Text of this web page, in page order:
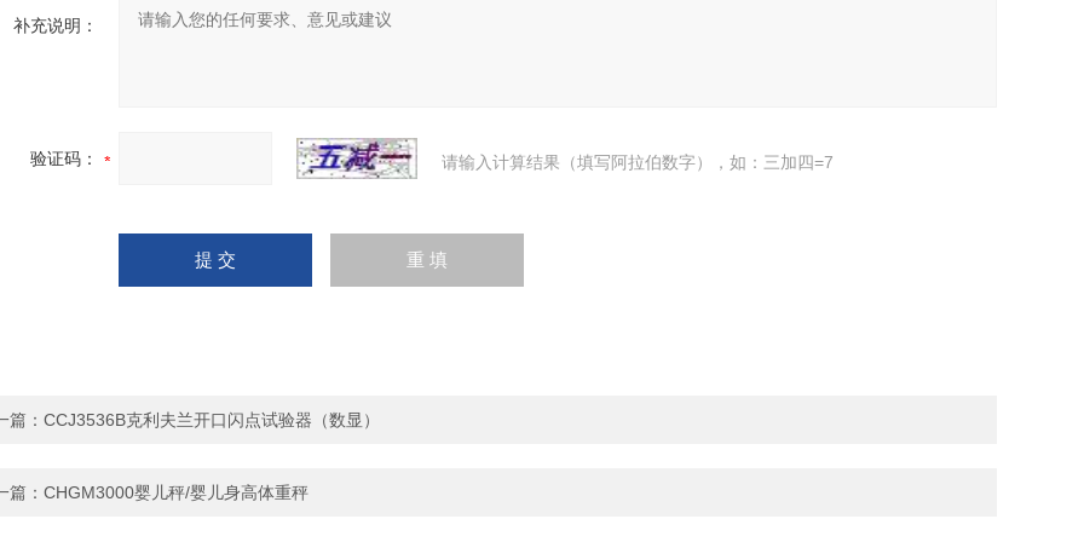
补充说明：
验证码： 请输入计算结果（填写阿拉伯数字），如：三加四=7
篇： CCJ3536B克利夫兰开口闪点试验器（数显）
篇： CHGM3000婴儿秤/婴儿身高体重秤